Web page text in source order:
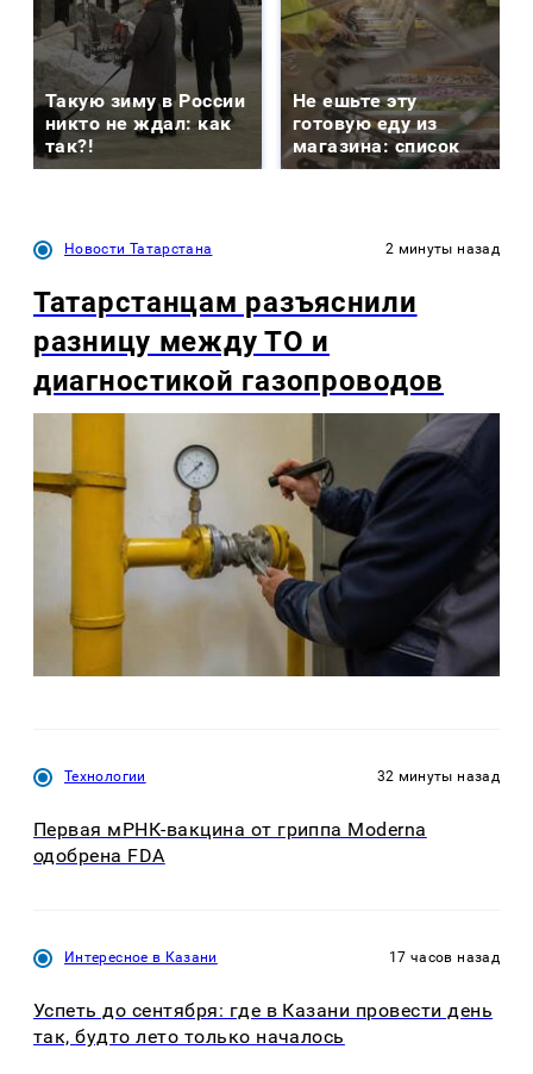
Такую зиму в России
никто не ждал: как
так?!
Не ешьте эту
готовую еду из
магазина: список
Новости Татарстана 2 минуты назад
Татарстанцам разъяснили
разницу между ТО и
диагностикой газопроводов
Технологии 32 минуты назад
Первая мРНК-вакцина от гриппа Moderna
одобрена FDA
Интересное в Казани 17 часов назад
Успеть до сентября: где в Казани провести день
так, будто лето только началось